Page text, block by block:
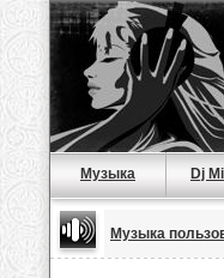
Музыка Dj
Музыка